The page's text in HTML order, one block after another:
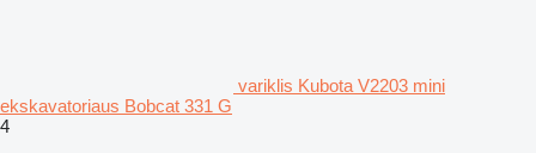
variklis Kubota V2203 mini
ekskavatoriaus Bobcat 331 G
4